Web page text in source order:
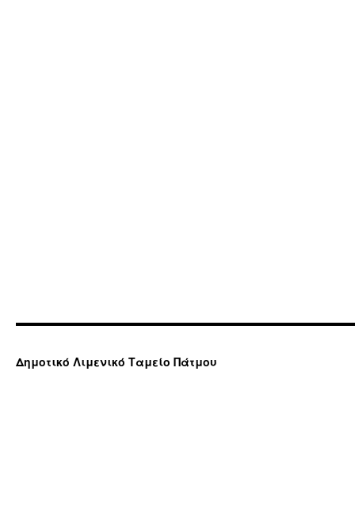
Δημοτικό Λιμενικό Ταμείο Πάτμου